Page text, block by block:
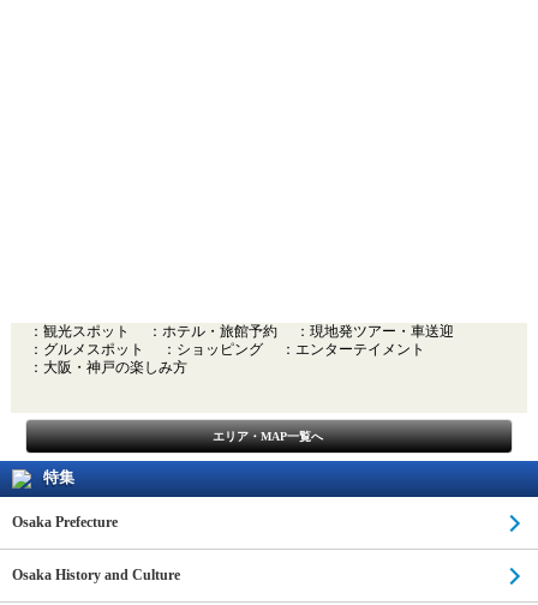
：観光スポット ：ホテル・旅館予約
：現地発ツアー・車送迎
：グルメスポット
：ショッピング
：エンターテイメント
：大阪・神戸の楽しみ方
エリア・MAP一覧へ
特集
Osaka Prefecture
Osaka History and Culture